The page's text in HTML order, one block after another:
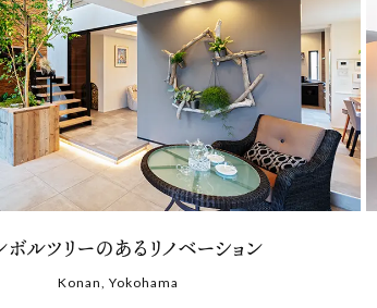
ボルツリーのあるリノベーション
Konan, Yokohama